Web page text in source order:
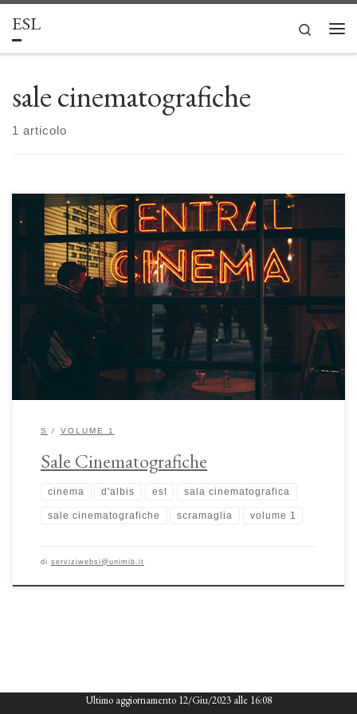
Passa al contenuto
ESL
Search
sale cinematografiche
1 articolo
Una luce nel buio: dalle prime sale cinematografiche ai nuovi spazi di
Luca D’Albis e Rosantonietta Scramaglia Nel saggio si descrive
l’evoluzione delle sale cinematografiche su un piano storico e strutturale.
Esse, infatti, sono state e sono tuttora un luogo di aggregazione e, per
molto tempo, hanno costituito l’ambiente elettivo […]
S VOLUME 1
Sale Cinematografiche
cinema d'albis esl sala cinematografica
sale cinematografiche scramaglia volume 1
di serviziwebsi@unimib.it
Ultimo aggiornamento 12/Giu/2023 alle 16:08